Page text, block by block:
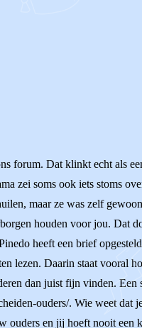
forum. Dat klinkt echt als
zei soms ook iets stoms
maar ze was zelf
houden voor jou. Dat
heeft een brief
lezen. Daarin staat vooral
dan juist fijn vinden.
ouders/. Wie weet dat
ouders en jij hoeft nooit een